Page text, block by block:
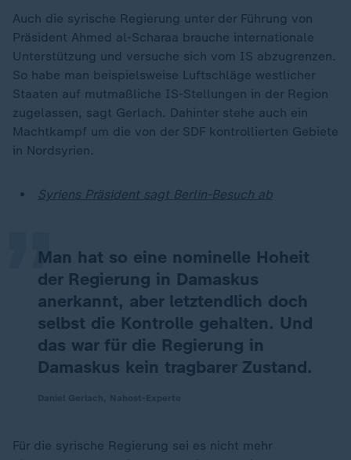
Auch die syrische Regierung unter der Führung von
Präsident Ahmed al-Scharaa brauche internationale
Unterstützung und versuche sich vom IS abzugrenzen.
So habe man beispielsweise Luftschläge westlicher
Staaten auf mutmaßliche IS-Stellungen in der Region
zugelassen, sagt Gerlach. Dahinter stehe auch ein
Machtkampf um die von der SDF kontrollierten Gebiete
in Nordsyrien.
Syriens Präsident sagt Berlin-Besuch ab
Man hat so eine nominelle Hoheit
der Regierung in Damaskus
anerkannt, aber letztendlich doch
selbst die Kontrolle gehalten. Und
das war für die Regierung in
Damaskus kein tragbarer Zustand.
„
Für die syrische Regierung sei es nicht mehr